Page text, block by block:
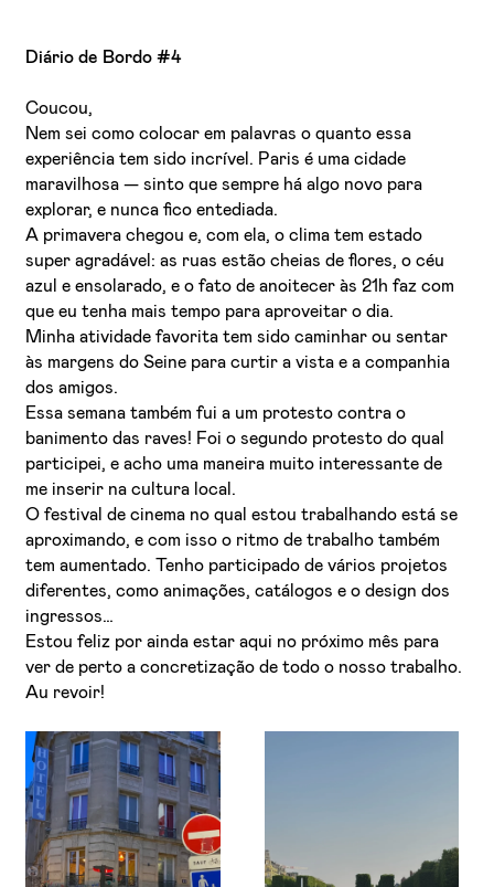
Diário de Bordo #4
Coucou,
Nem sei como colocar em palavras o quanto essa
experiência tem sido incrível. Paris é uma cidade
maravilhosa — sinto que sempre há algo novo para
explorar, e nunca fico entediada.
A primavera chegou e, com ela, o clima tem estado
super agradável: as ruas estão cheias de flores, o céu
azul e ensolarado, e o fato de anoitecer às 21h faz com
que eu tenha mais tempo para aproveitar o dia.
Minha atividade favorita tem sido caminhar ou sentar
às margens do Seine para curtir a vista e a companhia
dos amigos.
Essa semana também fui a um protesto contra o
banimento das raves! Foi o segundo protesto do qual
participei, e acho uma maneira muito interessante de
me inserir na cultura local.
O festival de cinema no qual estou trabalhando está se
aproximando, e com isso o ritmo de trabalho também
tem aumentado. Tenho participado de vários projetos
diferentes, como animações, catálogos e o design dos
ingressos…
Estou feliz por ainda estar aqui no próximo mês para
ver de perto a concretização de todo o nosso trabalho.
Au revoir!